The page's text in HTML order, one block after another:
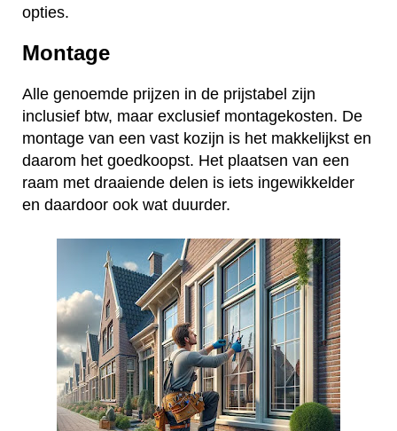
opties.
Montage
Alle genoemde prijzen in de prijstabel zijn
inclusief btw, maar exclusief montagekosten. De
montage van een vast kozijn is het makkelijkst en
daarom het goedkoopst. Het plaatsen van een
raam met draaiende delen is iets ingewikkelder
en daardoor ook wat duurder.